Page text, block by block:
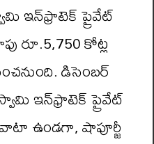
ఇన్‌ఫ్రాటెక్ ప్రైవేట్
రూ.5,750 కోట్ల
డిసెంబర్
ఇన్‌ఫ్రాటెక్ ప్రైవేట్
ఉండగా, షాపూర్జీ